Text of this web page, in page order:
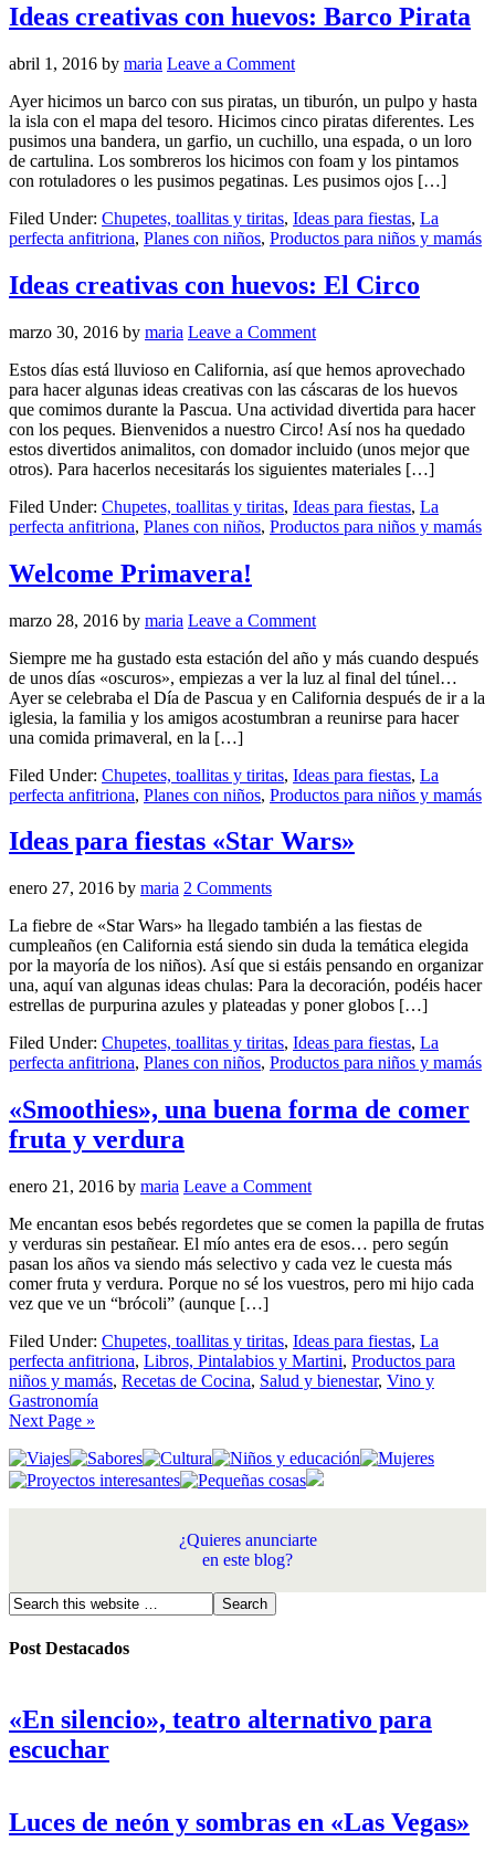
Ideas creativas con huevos: Barco Pirata
abril 1, 2016 by maria Leave a Comment
Ayer hicimos un barco con sus piratas, un tiburón, un pulpo y hasta
la isla con el mapa del tesoro. Hicimos cinco piratas diferentes. Les
pusimos una bandera, un garfio, un cuchillo, una espada, o un loro
de cartulina. Los sombreros los hicimos con foam y los pintamos
con rotuladores o les pusimos pegatinas. Les pusimos ojos […]
Filed Under: Chupetes, toallitas y tiritas, Ideas para fiestas, La
perfecta anfitriona, Planes con niños, Productos para niños y mamás
Ideas creativas con huevos: El Circo
marzo 30, 2016 by maria Leave a Comment
Estos días está lluvioso en California, así que hemos aprovechado
para hacer algunas ideas creativas con las cáscaras de los huevos
que comimos durante la Pascua. Una actividad divertida para hacer
con los peques. Bienvenidos a nuestro Circo! Así nos ha quedado
estos divertidos animalitos, con domador incluido (unos mejor que
otros). Para hacerlos necesitarás los siguientes materiales […]
Filed Under: Chupetes, toallitas y tiritas, Ideas para fiestas, La
perfecta anfitriona, Planes con niños, Productos para niños y mamás
Welcome Primavera!
marzo 28, 2016 by maria Leave a Comment
Siempre me ha gustado esta estación del año y más cuando después
de unos días «oscuros», empiezas a ver la luz al final del túnel…
Ayer se celebraba el Día de Pascua y en California después de ir a la
iglesia, la familia y los amigos acostumbran a reunirse para hacer
una comida primaveral, en la […]
Filed Under: Chupetes, toallitas y tiritas, Ideas para fiestas, La
perfecta anfitriona, Planes con niños, Productos para niños y mamás
Ideas para fiestas «Star Wars»
enero 27, 2016 by maria 2 Comments
La fiebre de «Star Wars» ha llegado también a las fiestas de
cumpleaños (en California está siendo sin duda la temática elegida
por la mayoría de los niños). Así que si estáis pensando en organizar
una, aquí van algunas ideas chulas: Para la decoración, podéis hacer
estrellas de purpurina azules y plateadas y poner globos […]
Filed Under: Chupetes, toallitas y tiritas, Ideas para fiestas, La
perfecta anfitriona, Planes con niños, Productos para niños y mamás
«Smoothies», una buena forma de comer
fruta y verdura
enero 21, 2016 by maria Leave a Comment
Me encantan esos bebés regordetes que se comen la papilla de frutas
y verduras sin pestañear. El mío antes era de esos… pero según
pasan los años va siendo más selectivo y cada vez le cuesta más
comer fruta y verdura. Porque no sé los vuestros, pero mi hijo cada
vez que ve un “brócoli” (aunque […]
Filed Under: Chupetes, toallitas y tiritas, Ideas para fiestas, La
perfecta anfitriona, Libros, Pintalabios y Martini, Productos para
niños y mamás, Recetas de Cocina, Salud y bienestar, Vino y
Gastronomía
Next Page »
¿Quieres anunciarte
en este blog?
Post Destacados
«En silencio», teatro alternativo para
escuchar
Luces de neón y sombras en «Las Vegas»